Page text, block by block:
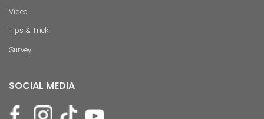
Video
Tips & Trick
Survey
SOCIAL MEDIA